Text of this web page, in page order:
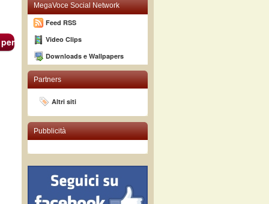
MegaVoce Social Network
Feed RSS
Video Clips
Downloads e Wallpapers
Partners
Altri siti
Pubblicità